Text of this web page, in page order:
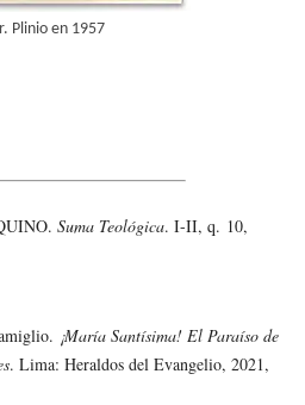
Plinio en 1957
Suma Teológica. I-II, q. 10,
¡María Santísima! El Paraíso de
. Lima: Heraldos del Evangelio, 2021,